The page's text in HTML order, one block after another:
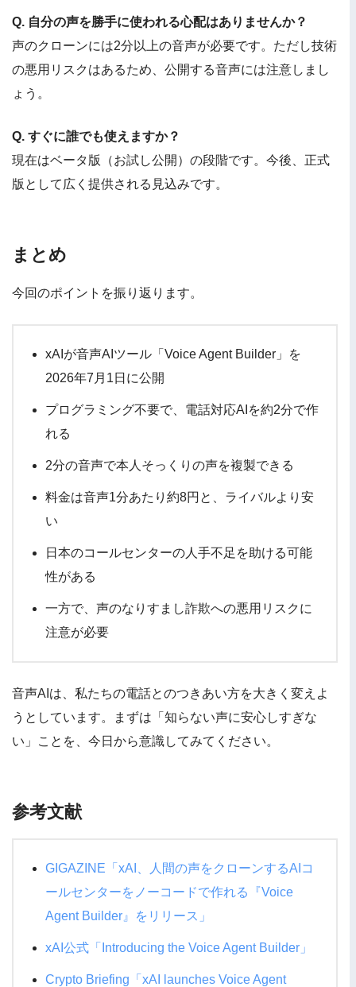
Q. 自分の声を勝手に使われる心配はありませんか？
声のクローンには2分以上の音声が必要です。ただし技術
の悪用リスクはあるため、公開する音声には注意しまし
ょう。
Q. すぐに誰でも使えますか？
現在はベータ版（お試し公開）の段階です。今後、正式
版として広く提供される見込みです。
まとめ
今回のポイントを振り返ります。
xAIが音声AIツール「Voice Agent Builder」を
2026年7月1日に公開
プログラミング不要で、電話対応AIを約2分で作
れる
2分の音声で本人そっくりの声を複製できる
料金は音声1分あたり約8円と、ライバルより安
い
日本のコールセンターの人手不足を助ける可能
性がある
一方で、声のなりすまし詐欺への悪用リスクに
注意が必要
音声AIは、私たちの電話とのつきあい方を大きく変えよ
うとしています。まずは「知らない声に安心しすぎな
い」ことを、今日から意識してみてください。
参考文献
GIGAZINE「xAI、人間の声をクローンするAIコ
ールセンターをノーコードで作れる『Voice
Agent Builder』をリリース」
xAI公式「Introducing the Voice Agent Builder」
Crypto Briefing「xAI launches Voice Agent